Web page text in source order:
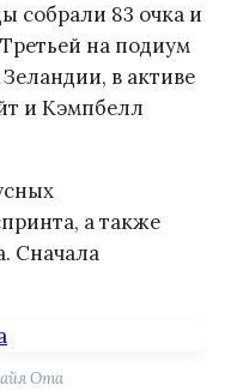
собрали 83 очка и
на подиум
в активе
и Кэмпбелл
а также
Сначала
Ота